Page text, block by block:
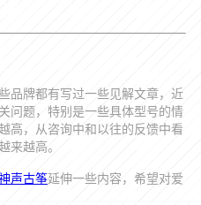
品牌都有写过一些见解文章，近
问题，特别是一些具体型号的情
高，从咨询中和以往的反馈中看
来越高。
神声古筝延伸一些内容，希望对爱